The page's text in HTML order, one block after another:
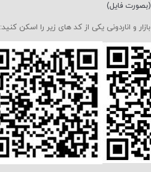
(بصورت فایل)
و اناردونی یکی از کد های زیر را اسکن کنید: